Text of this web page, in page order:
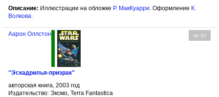
Описание: Иллюстрации на обложке Р. МакКуарри. Оформление К.
Волкова.
№ 20
Аарон Оллстон
"Эскадрилья-призрак"
авторская книга, 2003 год
Издательство: Эксмо, Terra Fantastica